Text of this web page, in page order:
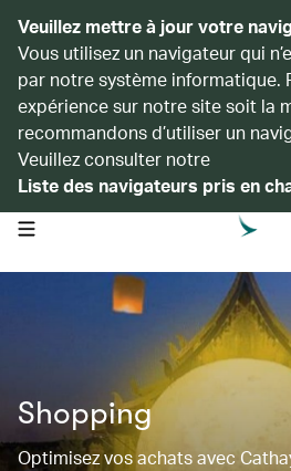
Veuillez mettre à jour votre
Vous utilisez un navigateur qui
par notre système informatique.
expérience sur notre site soit la
recommandons d’utiliser un
Veuillez consulter notre
Liste des navigateurs pris en
open navigation menu
Shopping
Optimisez vos achats avec